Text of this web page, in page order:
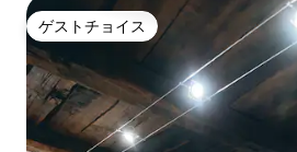
ゲストチョイス
ゲストチョイス